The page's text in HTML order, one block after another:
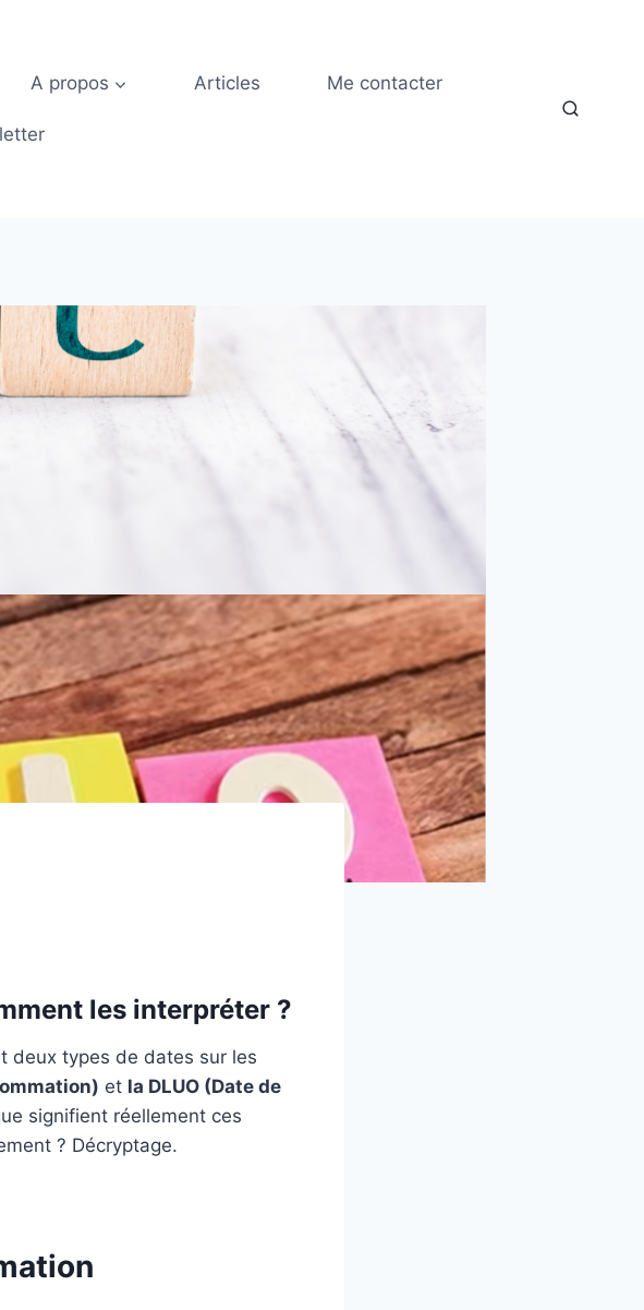
A propos Articles Me contacter
les interpréter ?
deux types de dates sur les
et la DLUO (Date de
signifient réellement ces
? Décryptage.